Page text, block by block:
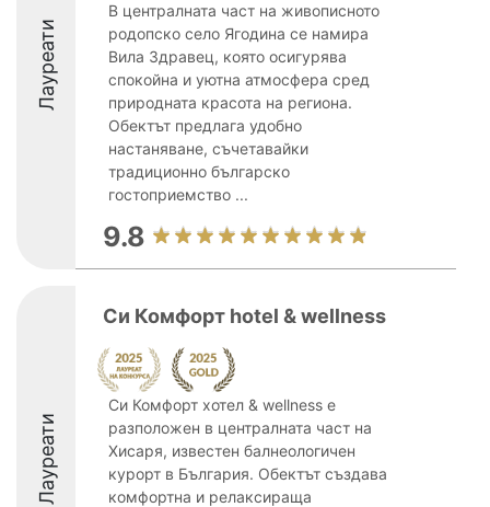
Лауреати
В централната част на живописното
родопско село Ягодина се намира
Вила Здравец, която осигурява
спокойна и уютна атмосфера сред
природната красота на региона.
Обектът предлага удобно
настаняване, съчетавайки
традиционно българско
гостоприемство ...
9.8
Лауреати
Си Комфорт hotel & wellness
Си Комфорт хотел & wellness е
разположен в централната част на
Хисаря, известен балнеологичен
курорт в България. Обектът създава
комфортна и релаксираща